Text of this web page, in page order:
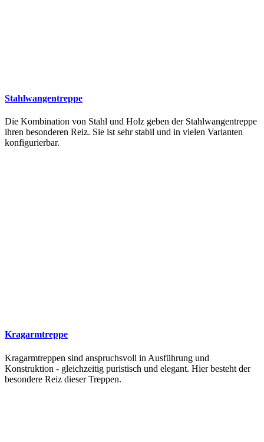
Stahlwangentreppe
Die Kombination von Stahl und Holz geben der Stahlwangentreppe
ihren besonderen Reiz. Sie ist sehr stabil und in vielen Varianten
konfigurierbar.
Kragarmtreppe
Kragarmtreppen sind anspruchsvoll in Ausführung und
Konstruktion - gleichzeitig puristisch und elegant. Hier besteht der
besondere Reiz dieser Treppen.